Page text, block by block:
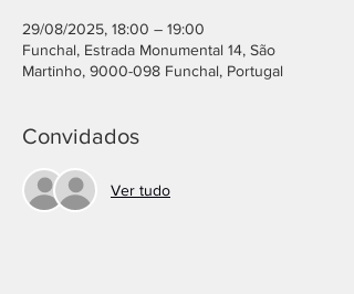
29/08/2025, 18:00 – 19:00
Funchal, Estrada Monumental 14, São
Martinho, 9000-098 Funchal, Portugal
Convidados
Ver tudo